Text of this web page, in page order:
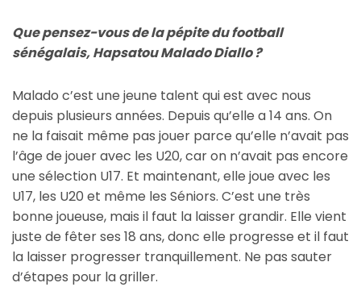
Que pensez-vous de la pépite du football
sénégalais, Hapsatou Malado Diallo ?
Malado c’est une jeune talent qui est avec nous
depuis plusieurs années. Depuis qu’elle a 14 ans. On
ne la faisait même pas jouer parce qu’elle n’avait pas
l’âge de jouer avec les U20, car on n’avait pas encore
une sélection U17. Et maintenant, elle joue avec les
U17, les U20 et même les Séniors. C’est une très
bonne joueuse, mais il faut la laisser grandir. Elle vient
juste de fêter ses 18 ans, donc elle progresse et il faut
la laisser progresser tranquillement. Ne pas sauter
d’étapes pour la griller.